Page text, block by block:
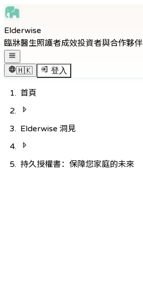
Skip to navigation
Skip to footer
Elderwise
臨牀醫生照護者成效投資者與合作夥伴
🇭🇰
登入
首頁
Elderwise 洞見
持久授權書：保障您家庭的未來